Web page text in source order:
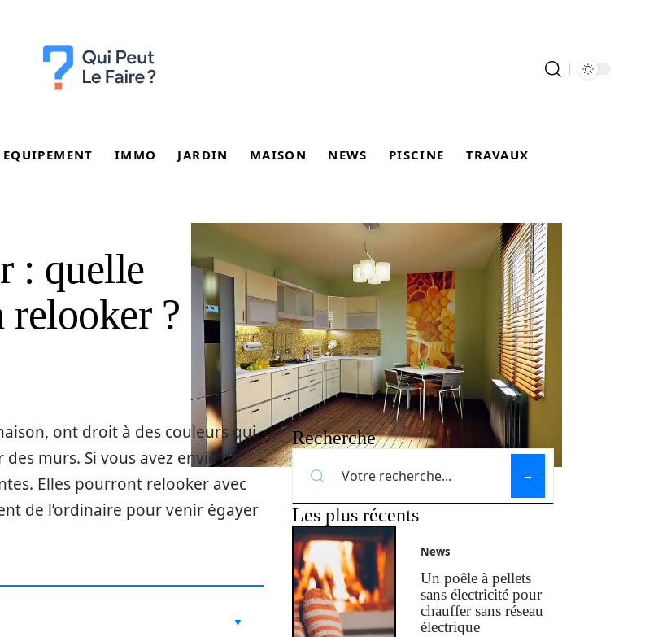
EQUIPEMENT IMMO JARDIN MAISON NEWS PISCINE TRAVAUX
: quelle
relooker ?
ont droit à des couleurs qui
murs. Si vous avez envie de
Elles pourront relooker avec
de l’ordinaire pour venir égayer
Recherche
Les plus récents
News
Un poêle à pellets
sans électricité pour
chauffer sans réseau
électrique